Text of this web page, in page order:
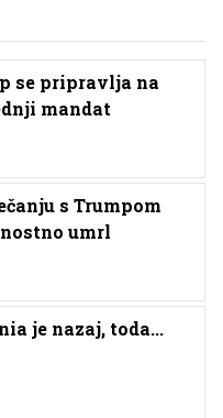
se pripravlja na
mandat
s Trumpom
umrl
je nazaj, toda...